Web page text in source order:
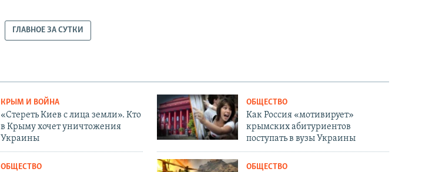
ГЛАВНОЕ ЗА СУТКИ
КРЫМ И ВОЙНА
«Стереть Киев с лица земли». Кто
в Крыму хочет уничтожения
Украины
ОБЩЕСТВО
Как Россия «мотивирует»
крымских абитуриентов
поступать в вузы Украины
ОБЩЕСТВО ОБЩЕСТВО